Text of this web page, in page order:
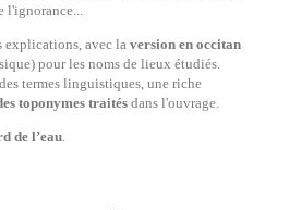
l'ignorance...
explications, avec la version en occitan
pour les noms de lieux étudiés.
des termes linguistiques, une riche
toponymes traitésdans l'ouvrage.
de l’eau.